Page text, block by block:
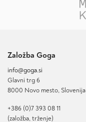
Založba Goga
info@goga.si
Glavni trg 6
8000 Novo mesto, Slovenija
+386 (0)7 393 08 11
(založba, trženje)